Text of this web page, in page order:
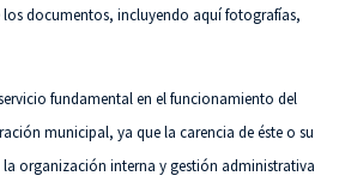
los documentos, incluyendo aquí fotografías,
fundamental en el funcionamiento del
municipal, ya que la carencia de éste o su
organización interna y gestión administrativa